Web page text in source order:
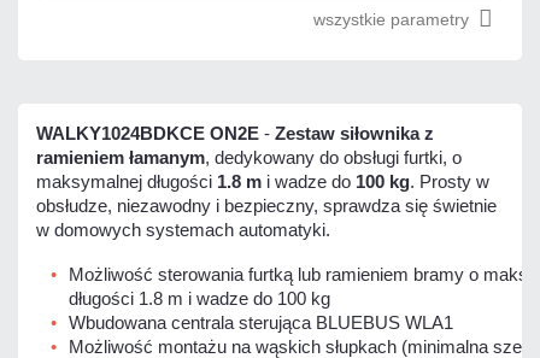
wszystkie parametry
WALKY1024BDKCE ON2E - Zestaw siłownika z
ramieniem łamanym, dedykowany do obsługi furtki, o
maksymalnej długości 1.8 m i wadze do 100 kg. Prosty w
obsłudze, niezawodny i bezpieczny, sprawdza się świetnie
w domowych systemach automatyki.
Możliwość sterowania furtką lub ramieniem bramy o
długości 1.8 m i wadze do 100 kg
Wbudowana centrala sterująca BLUEBUS WLA1
Możliwość montażu na wąskich słupkach (minimalna